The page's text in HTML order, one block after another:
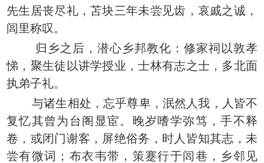
先生居丧尽礼，苫块三年未尝见齿，哀戚之诚，
闾里称叹。
归乡之后，潜心乡邦教化：修家祠以敦孝
悌，聚生徒以讲学授业，士林有志之士，多北面
执弟子礼。
与诸生相处，忘乎尊卑，泯然人我，人皆不
复忆其曾为台阁显宦。晚岁嗜学弥笃，手不释
卷，或闭门谢客，屏绝俗务，时人皆知其志，未
尝有微词；布衣韦带，策蹇行于闾巷，乡邻见